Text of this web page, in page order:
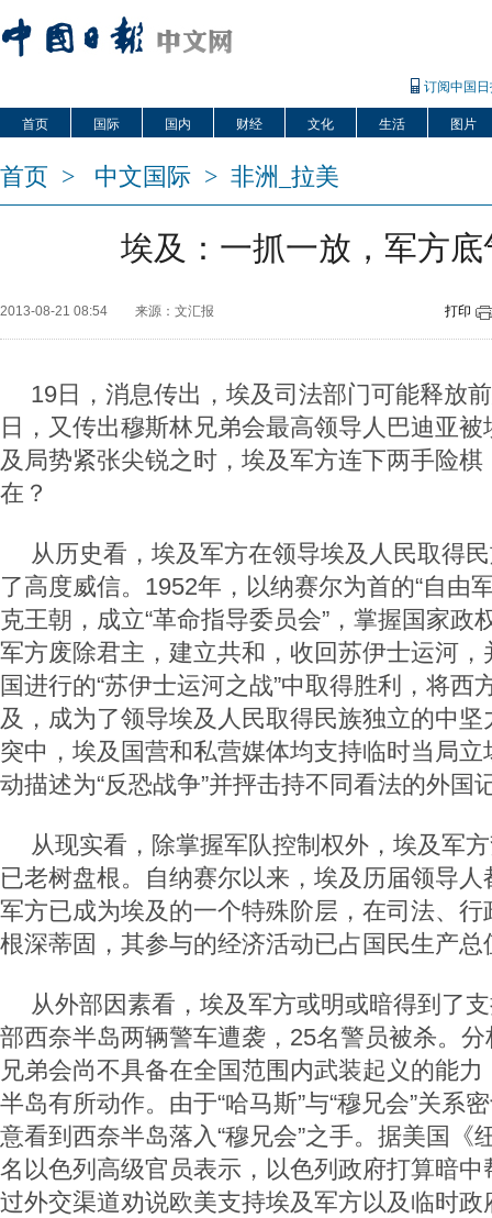
订阅中国
首页 国际 国内 财经 文化 生活 图片
首页 > 中文国际 > 非洲_拉美
埃及：一抓一放，军方底
2013-08-21 08:54 来源：文汇报 打印
19日，消息传出，埃及司法部门可能释放
日，又传出穆斯林兄弟会最高领导人巴迪亚
及局势紧张尖锐之时，埃及军方连下两手险
在？
从历史看，埃及军方在领导埃及人民取得
了高度威信。1952年，以纳赛尔为首的“自由
克王朝，成立“革命指导委员会”，掌握国家政
军方废除君主，建立共和，收回苏伊士运河
国进行的“苏伊士运河之战”中取得胜利，将西
及，成为了领导埃及人民取得民族独立的中
突中，埃及国营和私营媒体均支持临时当局
动描述为“反恐战争”并抨击持不同看法的外国
从现实看，除掌握军队控制权外，埃及军
已老树盘根。自纳赛尔以来，埃及历届领导
军方已成为埃及的一个特殊阶层，在司法、
根深蒂固，其参与的经济活动已占国民生产总
从外部因素看，埃及军方或明或暗得到了
部西奈半岛两辆警车遭袭，25名警员被杀。
兄弟会尚不具备在全国范围内武装起义的能
半岛有所动作。由于“哈马斯”与“穆兄会”关系
意看到西奈半岛落入“穆兄会”之手。据美国《
名以色列高级官员表示，以色列政府打算暗
过外交渠道劝说欧美支持埃及军方以及临时